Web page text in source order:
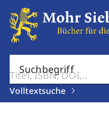
Suchbegriff
Volltextsuche